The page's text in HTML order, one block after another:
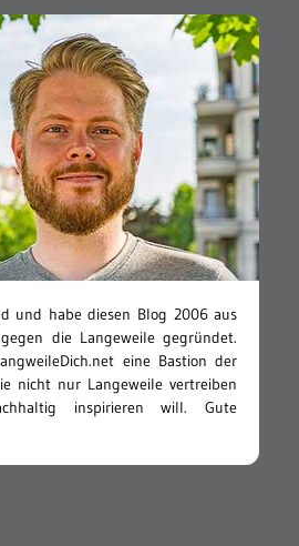
und habe diesen Blog 2006 aus
die Langeweile gegründet.
eine Bastion der
nicht nur Langeweile vertreiben
inspirieren will. Gute